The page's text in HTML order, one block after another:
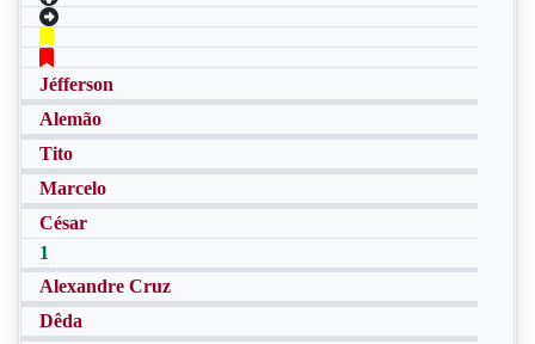
Jéfferson
Alemão
Tito
Marcelo
César
1
Alexandre Cruz
Dêda